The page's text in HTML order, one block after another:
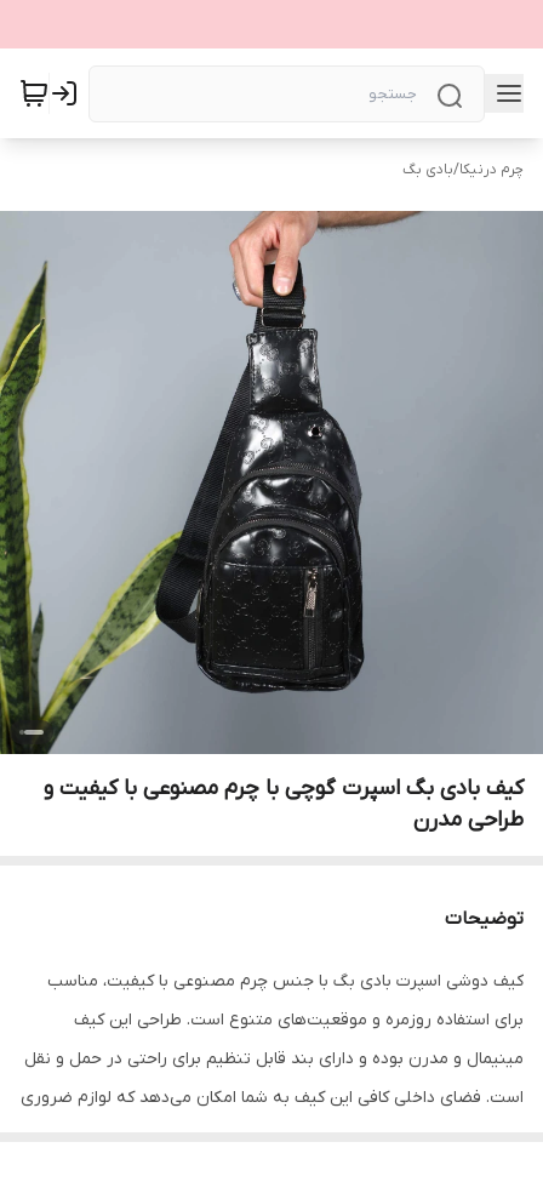
چرم درنیکا/بادی بگ
کیف بادی بگ اسپرت گوچی با چرم مصنوعی با کیفیت و
طراحی مدرن
توضیحات
کیف دوشی اسپرت بادی بگ با جنس چرم مصنوعی با کیفیت، مناسب
برای استفاده روزمره و موقعیت‌های متنوع است. طراحی این کیف
مینیمال و مدرن بوده و دارای بند قابل تنظیم برای راحتی در حمل و نقل
است. فضای داخلی کافی این کیف به شما امکان می‌دهد که لوازم ضروری